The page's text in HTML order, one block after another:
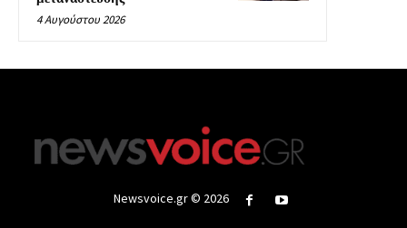
4 Αυγούστου 2026
Newsvoice.gr © 2026